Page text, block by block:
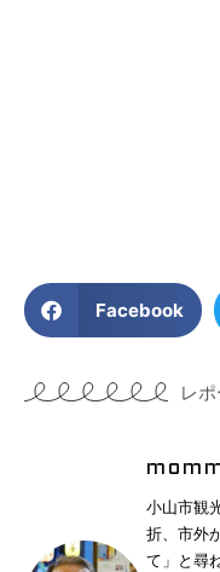
Facebook
レ
小山市観
折、市外
て」と尋